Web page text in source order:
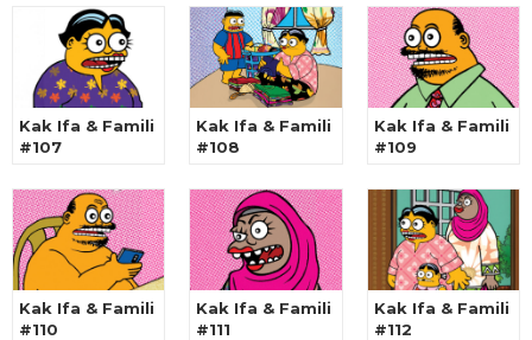
Kak Ifa & Famili
#107
Kak Ifa & Famili
#108
Kak Ifa & Famili
#109
Kak Ifa & Famili
#110
Kak Ifa & Famili
#111
Kak Ifa & Famili
#112